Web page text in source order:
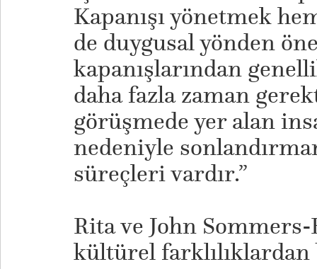
Kapanışı yönetmek
de duygusal yönden
kapanışlarından
daha fazla zaman
görüşmede yer alan
nedeniyle
süreçleri vardır.”
​Rita ve John
kültürel